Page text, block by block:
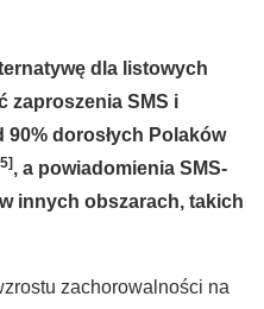
dla listowych
zaproszenia SMS i
90% dorosłych Polaków
, a powiadomienia SMS-
innych obszarach, takich
zachorowalności na